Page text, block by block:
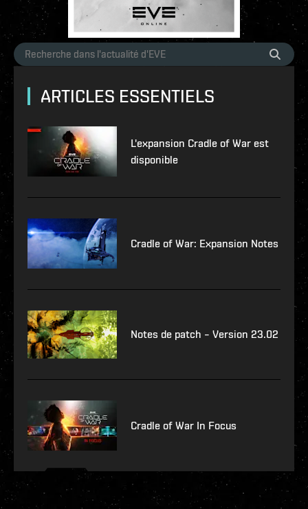
ARTICLES ESSENTIELS
L'expansion Cradle of War est
disponible
Cradle of War: Expansion Notes
Notes de patch – Version 23.02
Cradle of War In Focus